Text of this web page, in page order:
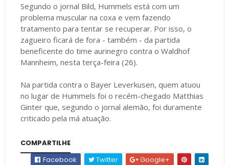
Segundo o jornal Bild, Hummels está com um
problema muscular na coxa e vem fazendo
tratamento para tentar se recuperar. Por isso, o
zagueiro ficará de fora - também - da partida
beneficente do time aurinegro contra o Waldhof
Mannheim, nesta terça-feira (26).
Na partida contra o Bayer Leverkusen, quem atuou
no lugar de Hummels foi o recém-chegado Matthias
Ginter que, segundo o jornal alemão, foi duramente
criticado pela má atuação.
COMPARTILHE
Facebook
Twitter Google+